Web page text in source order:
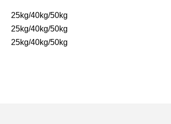
25kg/40kg/50kg
25kg/40kg/50kg
25kg/40kg/50kg